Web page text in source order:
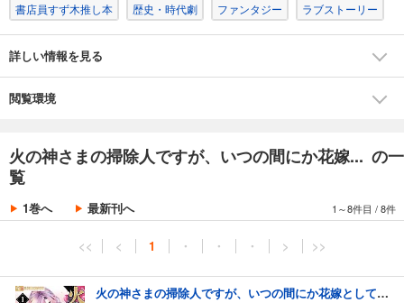
書店員すず木推し本 歴史・時代劇 ファンタジー ラブストーリー
詳しい情報を見る
閲覧環境
火の神さまの掃除人ですが、いつの間にか花嫁... の一
覧
1巻へ 最新刊へ 1～8件目 /8件
<< < 1 ・ ・ ・ > >>
火の神さまの掃除人ですが、いつの間にか花嫁として溺愛されています 1